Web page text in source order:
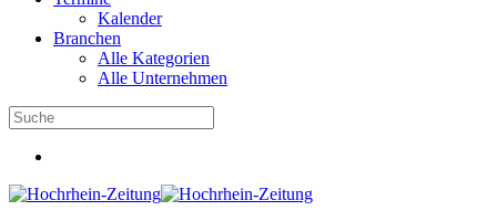
Kalender
Branchen
Alle Kategorien
Alle Unternehmen